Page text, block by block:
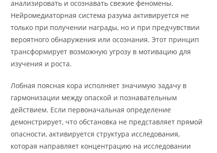
анализировать и осознавать свежие феномены.
Нейромедиаторная система разума активируется не
только при получении награды, но и при предчувствии
вероятного обнаружения или осознания. Этот принцип
трансформирует возможную угрозу в мотивацию для
изучения и роста.
Лобная поясная кора исполняет значимую задачу в
гармонизации между опаской и познавательным
действием. Если первоначальная определение
демонстрирует, что обстановка не представляет прямой
опасности, активируется структура исследования,
которая направляет концентрацию на исследовании